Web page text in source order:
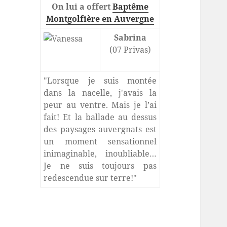
On lui a offertBaptême
Montgolfière en Auvergne
Sabrina
(07 Privas)
"Lorsque je suis montée
dans la nacelle, j'avais la
peur au ventre. Mais je l’ai
fait! Et la ballade au dessus
des paysages auvergnats est
un moment sensationnel
inimaginable, inoubliable…
Je ne suis toujours pas
redescendue sur terre!"